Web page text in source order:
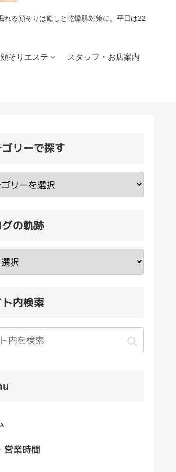
る顔そりは癒しと乾燥肌対策に。平日は22
そりエステ スタッフ・お店案内
リーで探す
の軌跡
内検索
営業時間